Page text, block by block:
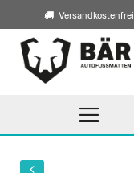
Direkt
zum
Inhalt